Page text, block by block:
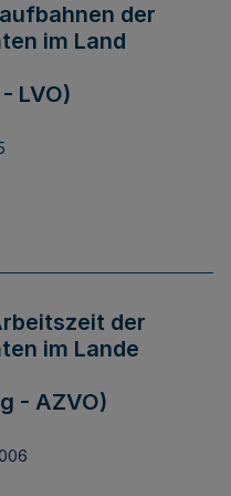
der
im Land
LVO)
der
im Lande
- AZVO)